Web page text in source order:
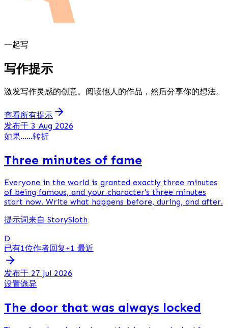
一起写
写作提示
激发写作灵感的创意。阅读他人的作品，然后分享你的想法。
查看所有提示
发布于 3 Aug 2026
如果……转折
Three minutes of fame
Everyone in the world is granted exactly three minutes
of being famous, and your character's three minutes
start now. Write what happens before, during, and after.
提示词来自 StorySloth
D
已有1位作者回复+1 最近
发布于 27 Jul 2026
设置诡异
The door that was always locked